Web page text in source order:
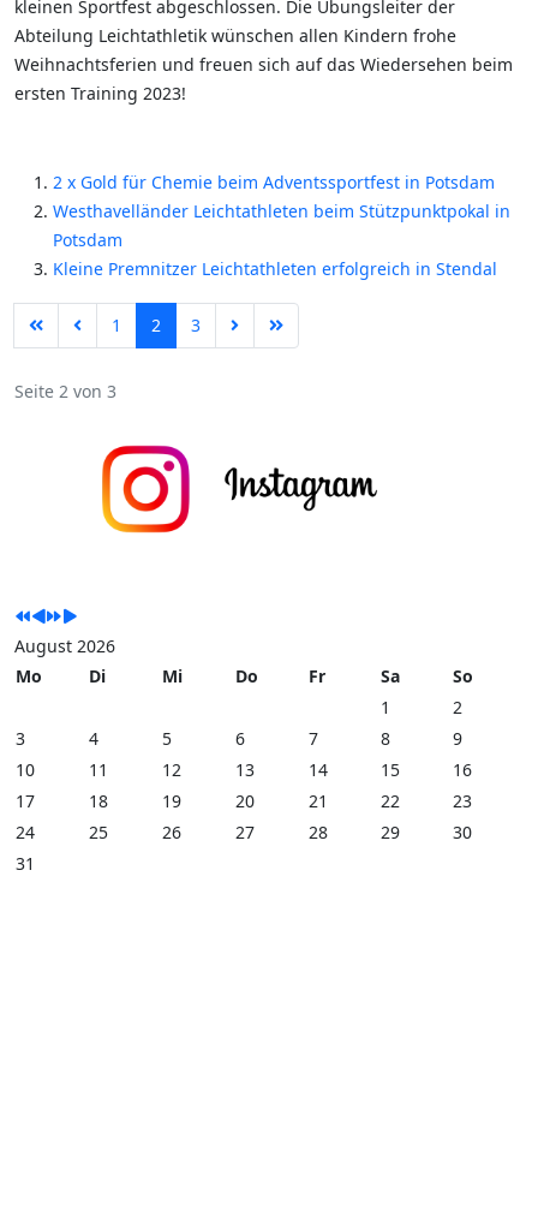
kleinen Sportfest abgeschlossen. Die Übungsleiter der
Abteilung Leichtathletik wünschen allen Kindern frohe
Weihnachtsferien und freuen sich auf das Wiedersehen beim
ersten Training 2023!
2 x Gold für Chemie beim Adventssportfest in Potsdam
Westhavelländer Leichtathleten beim Stützpunktpokal in
Potsdam
Kleine Premnitzer Leichtathleten erfolgreich in Stendal
1 2 3
Seite 2 von 3
August 2026
Mo
Di Mi Do Fr Sa
So
1
2
3
4 5 6 7 8
9
10
11 12 13 14 15
16
17
18 19 20 21 22
23
24
25 26 27 28 29
30
31